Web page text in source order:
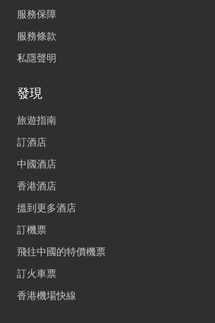
服務保障
服務條款
私隱聲明
發現
旅遊指南
訂酒店
中國酒店
香港酒店
搵到更多酒店
訂機票
飛往中國的特價機票
訂火車票
香港機場快線